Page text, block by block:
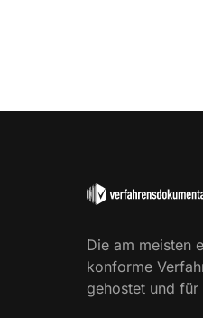
Die am meisten
konforme
gehostet und